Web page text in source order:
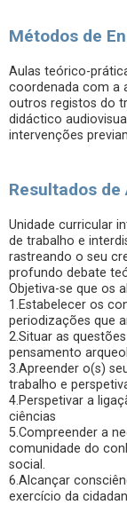
Métodos de
Aulas teórico-
coordenada com a
outros registos do
didáctico
intervenções
Resultados
Unidade curricular
de trabalho e
rastreando o seu
profundo debate
Objetiva-se que os
1.Estabelecer os
periodizações que
2.Situar as
pensamento
3.Apreender o(s)
trabalho e
4.Perspetivar a
ciências
5.Compreender a
comunidade do
social.
6.Alcançar
exercício da